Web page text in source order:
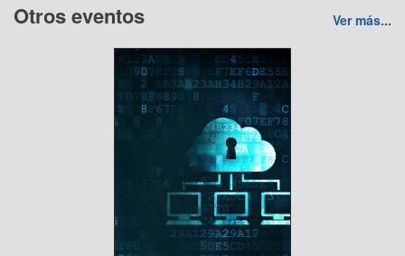
Otros eventos Ver más...